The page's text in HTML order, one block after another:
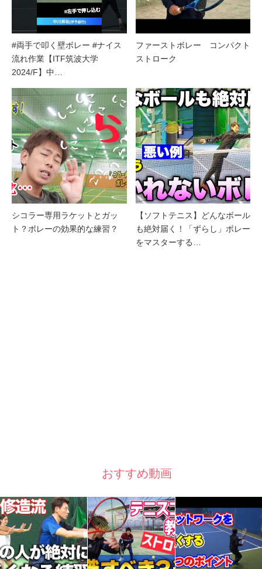
#両手で叩く壁ボレー #ナイス
流れ作業【ITF筑波大学
2024/F】中…
ファーストボレー コンパクト
ストローク
シコラー専用ラケットとガッ
ト？ボレーの効果的な練習？
【ソフトテニス】どんなボール
も絶対届く！「ずらし」ボレー
をマスターする…
おすすめ動画